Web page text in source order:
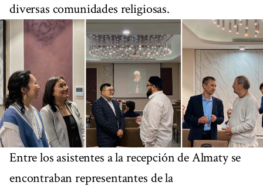
diversas comunidades religiosas.
Entre los asistentes a la recepción de Almaty se
encontraban representantes de la